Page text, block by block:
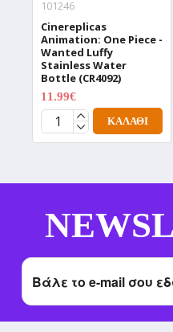
101246
Cinereplicas
Animation: One Piece -
Wanted Luffy
Stainless Water
Bottle (CR4092)
11.99€
ΚΑΛΆΘΙ